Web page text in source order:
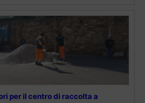
per il centro di raccolta a